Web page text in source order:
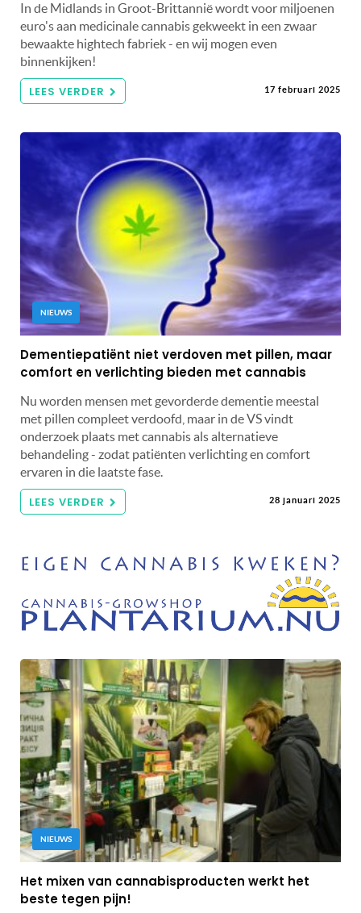
In de Midlands in Groot-Brittannië wordt voor miljoenen
euro's aan medicinale cannabis gekweekt in een zwaar
bewaakte hightech fabriek - en wij mogen even
binnenkijken!
LEES VERDER 17 februari 2025
NIEUWS
Dementiepatiënt niet verdoven met pillen, maar
comfort en verlichting bieden met cannabis
Nu worden mensen met gevorderde dementie meestal
met pillen compleet verdoofd, maar in de VS vindt
onderzoek plaats met cannabis als alternatieve
behandeling - zodat patiënten verlichting en comfort
ervaren in die laatste fase.
LEES VERDER 28 januari 2025
NIEUWS
Het mixen van cannabisproducten werkt het
beste tegen pijn!